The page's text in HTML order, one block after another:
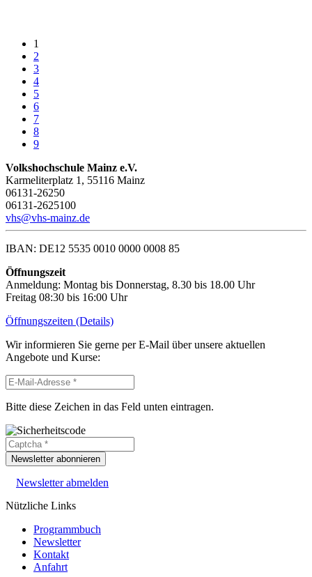
1
2
3
4
5
6
7
8
9
Volkshochschule Mainz e.V.
Karmeliterplatz 1, 55116 Mainz
06131-26250
06131-2625100
vhs@vhs-mainz.de
IBAN: DE12 5535 0010 0000 0008 85
Öffnungszeit
Anmeldung: Montag bis Donnerstag, 8.30 bis 18.00 Uhr
Freitag 08:30 bis 16:00 Uhr
Öffnungszeiten (Details)
Wir informieren Sie gerne per E-Mail über unsere aktuellen
Angebote und Kurse:
Bitte diese Zeichen in das Feld unten eintragen.
Newsletter abonnieren
Newsletter abmelden
Nützliche Links
Programmbuch
Newsletter
Kontakt
Anfahrt